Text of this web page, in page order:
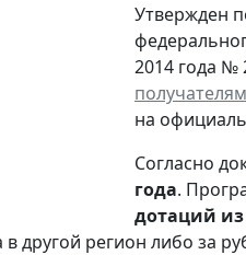
Утвержден
2014 года №
на
Согласно
года.
дотаций
в другой регион либо за